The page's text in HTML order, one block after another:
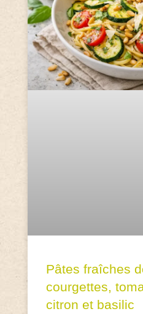
Pâtes fraîches
courgettes,
citron et basilic